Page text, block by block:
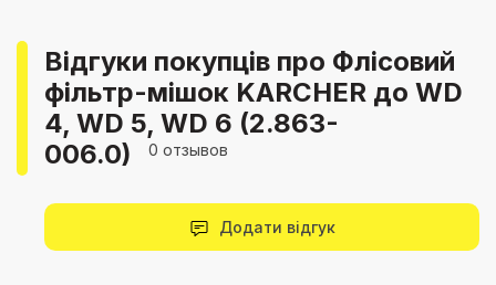
Відгуки покупців про Флісовий
фільтр-мішок KARCHER до WD
4, WD 5, WD 6 (2.863-
006.0)
0 отзывов
Додати відгук